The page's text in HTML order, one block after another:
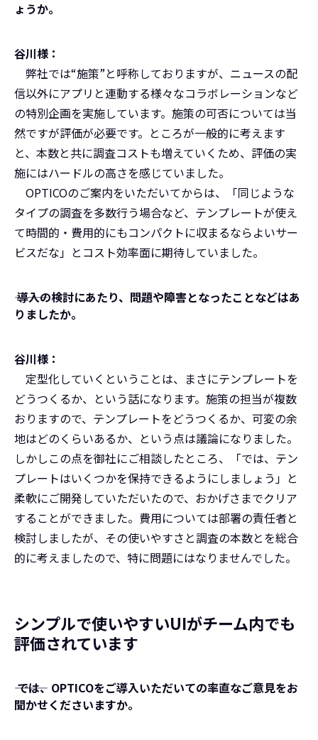
ょうか。
谷川様：
弊社では“施策”と呼称しておりますが、ニュースの配
信以外にアプリと連動する様々なコラボレーションなど
の特別企画を実施しています。施策の可否については当
然ですが評価が必要です。ところが一般的に考えます
と、本数と共に調査コストも増えていくため、評価の実
施にはハードルの高さを感じていました。
OPTICOのご案内をいただいてからは、「同じような
タイプの調査を多数行う場合など、テンプレートが使え
て時間的・費用的にもコンパクトに収まるならよいサー
ビスだな」とコスト効率面に期待していました。
――― 導入の検討にあたり、問題や障害となったことなどはあ
りましたか。
谷川様：
定型化していくということは、まさにテンプレートを
どうつくるか、という話になります。施策の担当が複数
おりますので、テンプレートをどうつくるか、可変の余
地はどのくらいあるか、という点は議論になりました。
しかしこの点を御社にご相談したところ、「では、テン
プレートはいくつかを保持できるようにしましょう」と
柔軟にご開発していただいたので、おかげさまでクリア
することができました。費用については部署の責任者と
検討しましたが、その使いやすさと調査の本数とを総合
的に考えましたので、特に問題にはなりませんでした。
シンプルで使いやすいUIがチーム内でも
評価されています
――― では、OPTICOをご導入いただいての率直なご意見をお
聞かせくださいますか。